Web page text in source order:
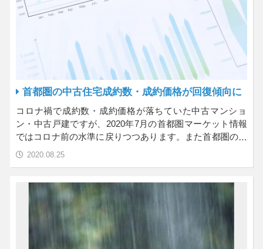
首都圏の中古住宅成約数・成約価格が回復傾向に
コロナ禍で成約数・成約価格が落ちていた中古マンショ
ン・中古戸建ですが、2020年7月の首都圏マーケット情報
ではコロナ前の水準に戻りつつあります。また首都圏のみ
な…
2020.08.25